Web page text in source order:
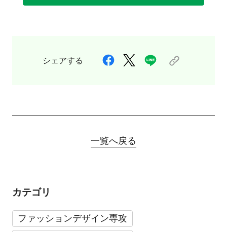
シェアする
一覧へ戻る
カテゴリ
ファッションデザイン専攻